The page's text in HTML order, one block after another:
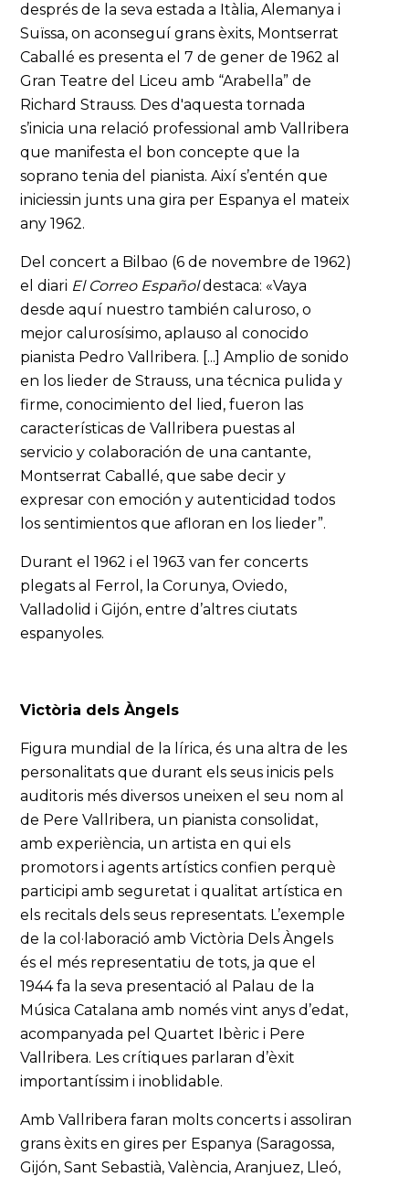
després de la seva estada a Itàlia, Alemanya i
Suïssa, on aconseguí grans èxits, Montserrat
Caballé es presenta el 7 de gener de 1962 al
Gran Teatre del Liceu amb “Arabella” de
Richard Strauss. Des d'aquesta tornada
s’inicia una relació professional amb Vallribera
que manifesta el bon concepte que la
soprano tenia del pianista. Així s’entén que
iniciessin junts una gira per Espanya el mateix
any 1962.
Del concert a Bilbao (6 de novembre de 1962)
el diari El Correo Españoldestaca: «Vaya
desde aquí nuestro también caluroso, o
mejor calurosísimo, aplauso al conocido
pianista Pedro Vallribera. [...] Amplio de sonido
en los lieder de Strauss, una técnica pulida y
firme, conocimiento del lied, fueron las
características de Vallribera puestas al
servicio y colaboración de una cantante,
Montserrat Caballé, que sabe decir y
expresar con emoción y autenticidad todos
los sentimientos que afloran en los lieder”.
Durant el 1962 i el 1963 van fer concerts
plegats al Ferrol, la Corunya, Oviedo,
Valladolid i Gijón, entre d’altres ciutats
espanyoles.
Victòria dels Àngels
Figura mundial de la lírica, és una altra de les
personalitats que durant els seus inicis pels
auditoris més diversos uneixen el seu nom al
de Pere Vallribera, un pianista consolidat,
amb experiència, un artista en qui els
promotors i agents artístics confien perquè
participi amb seguretat i qualitat artística en
els recitals dels seus representats. L’exemple
de la col·laboració amb Victòria Dels Àngels
és el més representatiu de tots, ja que el
1944 fa la seva presentació al Palau de la
Música Catalana amb només vint anys d’edat,
acompanyada pel Quartet Ibèric i Pere
Vallribera. Les crítiques parlaran d’èxit
importantíssim i inoblidable.
Amb Vallribera faran molts concerts i assoliran
grans èxits en gires per Espanya (Saragossa,
Gijón, Sant Sebastià, València, Aranjuez, Lleó,